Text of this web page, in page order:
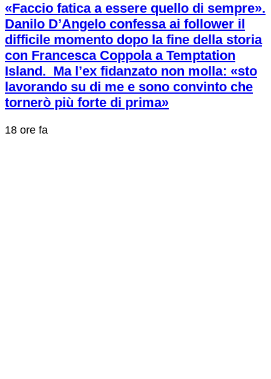
«Faccio fatica a essere quello di sempre».
Danilo D’Angelo confessa ai follower il
difficile momento dopo la fine della storia
con Francesca Coppola a Temptation
Island. Ma l’ex fidanzato non molla: «sto
lavorando su di me e sono convinto che
tornerò più forte di prima»
18 ore fa